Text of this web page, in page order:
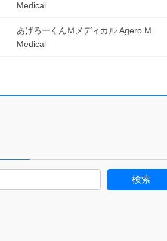
Medical
あげろーくんＭメディカル Agero M
Medical